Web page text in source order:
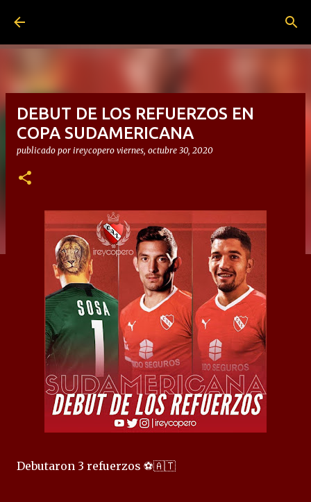
DEBUT DE LOS REFUERZOS EN
COPA SUDAMERICANA
publicado por ireycopero viernes, octubre 30, 2020
Debutaron 3 refuerzos ⚽🇦🇹